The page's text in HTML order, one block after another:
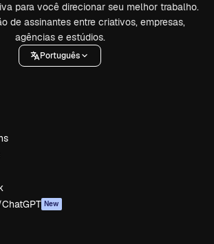
para você direcionar seu melhor trabalho.
de assinantes entre criativos, empresas,
agências e estúdios.
Português
New